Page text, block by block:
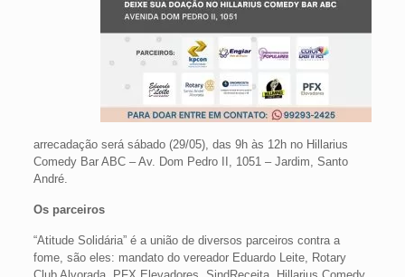
arrecadação será sábado (29/05), das 9h às 12h no Hillarius
Comedy Bar ABC – Av. Dom Pedro II, 1051 – Jardim, Santo
André.
Os parceiros
“Atitude Solidária” é a união de diversos parceiros contra a
fome, são eles: mandato do vereador Eduardo Leite, Rotary